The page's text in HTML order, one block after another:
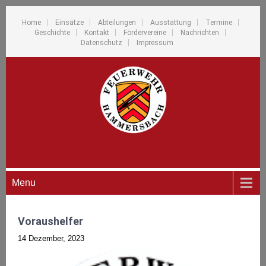
Home Einsätze Abteilungen Ausstattung
Termine
Geschichte
Kontakt Fördervereine
Nachrichten
Datenschutz
Impressum
Menu
Voraushelfer
14 Dezember, 2023